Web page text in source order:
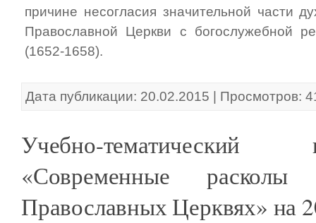
причине несогласия значительной части
Православной Церкви с богослужебной
(1652-1658).
Дата публикации: 20.02.2015 | Просмотров:
Учебно-
«Современные
Православных Церквях» на